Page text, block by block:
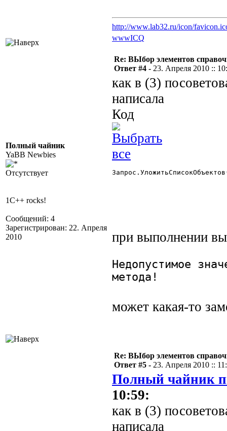
http://www.lab32.ru/icon/
wwwICQ
Полный чайник
YaBB Newbies
Отсутствует
1C++ rocks!
Сообщений: 4
Зарегистрирован: 22. Апреля
2010
Re: ВЫбор элементов
Ответ #4 - 23. Апреля 2010 ::
как в (3)
написала
Код
при выполнении
Недопустимое
метода!
может какая-то
Re: ВЫбор элементов
Ответ #5 - 23. Апреля 2010 ::
Полный чайник
10:59:
как в (3)
написала